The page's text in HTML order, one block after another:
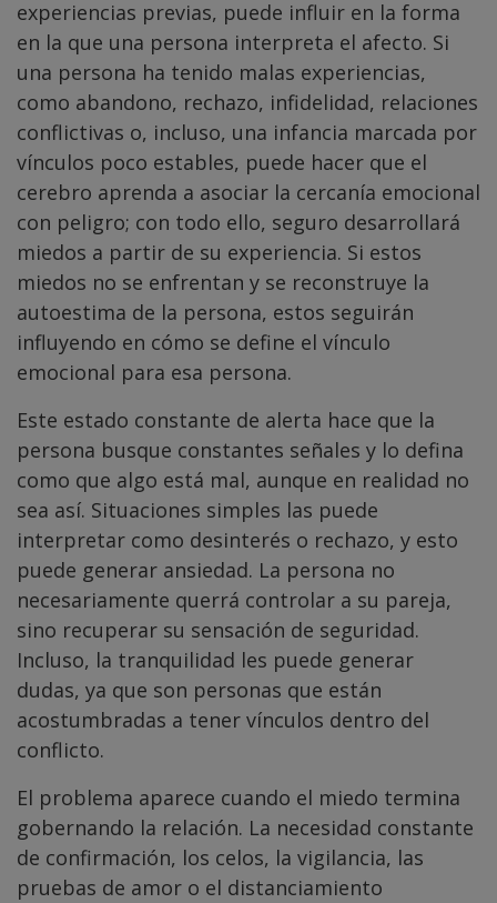
experiencias previas, puede influir en la forma
en la que una persona interpreta el afecto. Si
una persona ha tenido malas experiencias,
como abandono, rechazo, infidelidad, relaciones
conflictivas o, incluso, una infancia marcada por
vínculos poco estables, puede hacer que el
cerebro aprenda a asociar la cercanía emocional
con peligro; con todo ello, seguro desarrollará
miedos a partir de su experiencia. Si estos
miedos no se enfrentan y se reconstruye la
autoestima de la persona, estos seguirán
influyendo en cómo se define el vínculo
emocional para esa persona.
Este estado constante de alerta hace que la
persona busque constantes señales y lo defina
como que algo está mal, aunque en realidad no
sea así. Situaciones simples las puede
interpretar como desinterés o rechazo, y esto
puede generar ansiedad. La persona no
necesariamente querrá controlar a su pareja,
sino recuperar su sensación de seguridad.
Incluso, la tranquilidad les puede generar
dudas, ya que son personas que están
acostumbradas a tener vínculos dentro del
conflicto.
El problema aparece cuando el miedo termina
gobernando la relación. La necesidad constante
de confirmación, los celos, la vigilancia, las
pruebas de amor o el distanciamiento